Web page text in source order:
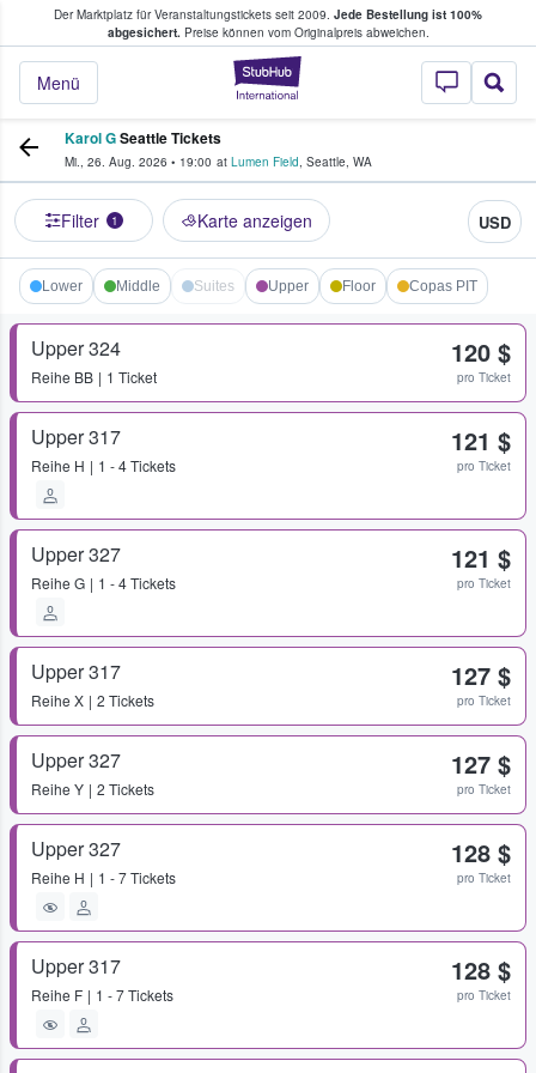
Der Marktplatz für Veranstaltungstickets seit 2009. Jede Bestellung ist 100%
abgesichert.Preise können vom Originalpreis abweichen.
StubHub - Wo
Menü
Tickets kaufen & verkaufen
Karol GSeattle Tickets
Mi., 26. Aug. 2026 • 19:00 at Lumen Field, Seattle, WA
Filter 1 Karte anzeigen USD
Lower Middle Suites Upper Floor Copas PIT
Upper 324
Reihe BB 1 Ticket
120 $
pro Ticket
Upper 317
Reihe H 1 - 4 Tickets
121 $
pro Ticket
Upper 327
Reihe G 1 - 4 Tickets
121 $
pro Ticket
Upper 317
Reihe X 2 Tickets
127 $
pro Ticket
Upper 327
Reihe Y 2 Tickets
127 $
pro Ticket
Upper 327
Reihe H 1 - 7 Tickets
128 $
pro Ticket
Upper 317
Reihe F 1 - 7 Tickets
128 $
pro Ticket